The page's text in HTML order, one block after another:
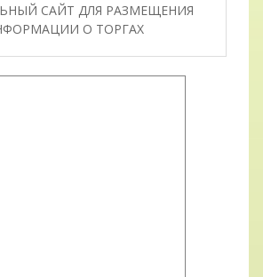
САЙТ ДЛЯ РАЗМЕЩЕНИЯ
О ТОРГАХ